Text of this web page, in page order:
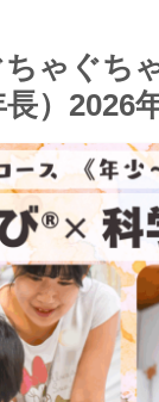
ちゃぐ
）2026